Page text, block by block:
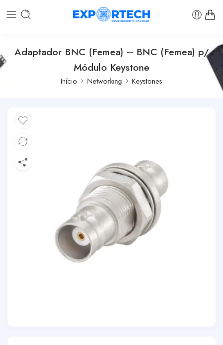
Adaptador BNC (Femea) – BNC (Femea) p/
Módulo Keystone
Início Networking Keystones